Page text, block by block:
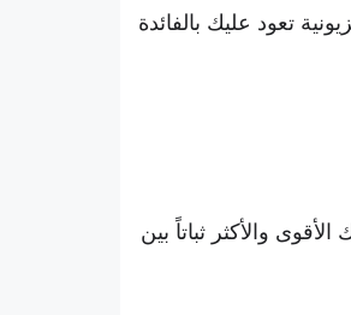
تعود عليك بالفائدة
والأكثر ثباتاً بين